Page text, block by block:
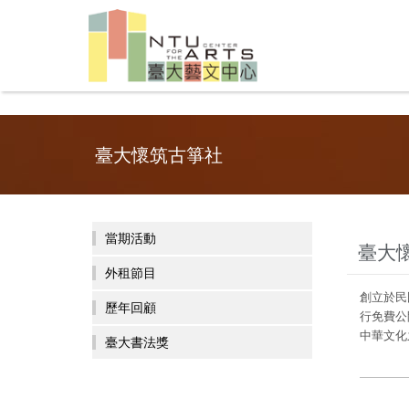
臺大懷筑古箏社
當期活動
外租節目
歷年回顧
臺大書法獎
臺大
創立於
行免費
中華文